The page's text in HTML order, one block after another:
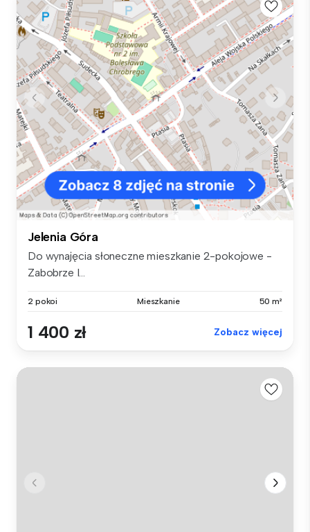
Jelenia Góra
Do wynajęcia słoneczne mieszkanie 2-pokojowe -
Zabobrze I...
2 pokoi Mieszkanie 50 m²
1 400 zł Zobacz więcej